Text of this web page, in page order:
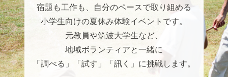
宿題も工作も、自分のペースで取り組める
小学生向けの夏休み体験イベントです。
元教員や筑波大学生など、
地域ボランティアと一緒に
「調べる」「試す」「訊く」に挑戦します。